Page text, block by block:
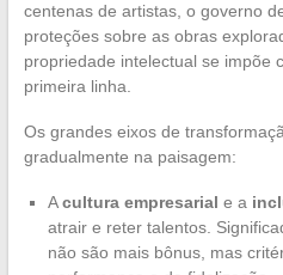
centenas de artistas, o governo
proteções sobre as obras
propriedade intelectual se impõe
primeira linha.
Os grandes eixos de
gradualmente na paisagem:
Acultura empresarial e a
atrair e reter talentos.
não são mais bônus, mas